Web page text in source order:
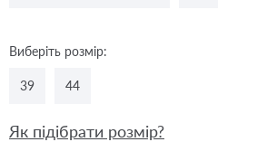
Виберіть розмір:
39 44
Як підібрати розмір?